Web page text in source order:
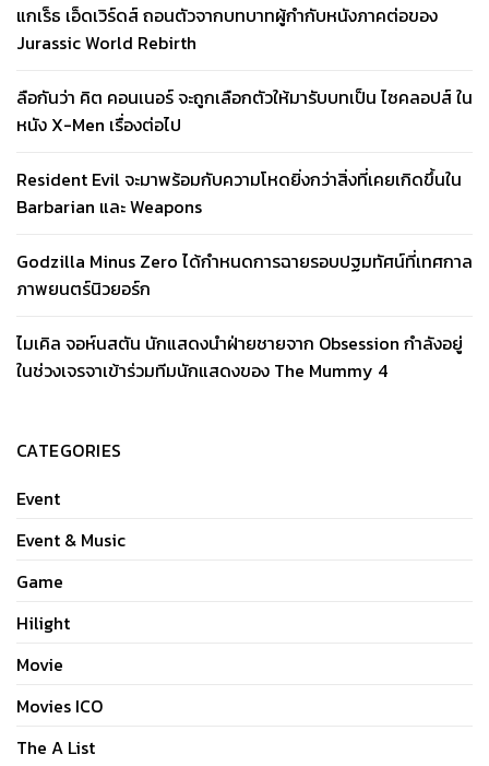
แกเร็ธ เอ็ดเวิร์ดส์ ถอนตัวจากบทบาทผู้กำกับหนังภาคต่อของ
Jurassic World Rebirth
ลือกันว่า คิต คอนเนอร์ จะถูกเลือกตัวให้มารับบทเป็น ไซคลอปส์ ใน
หนัง X-Men เรื่องต่อไป
Resident Evil จะมาพร้อมกับความโหดยิ่งกว่าสิ่งที่เคยเกิดขึ้นใน
Barbarian และ Weapons
Godzilla Minus Zero ได้กำหนดการฉายรอบปฐมทัศน์ที่เทศกาล
ภาพยนตร์นิวยอร์ก
ไมเคิล จอห์นสตัน นักแสดงนำฝ่ายชายจาก Obsession กำลังอยู่
ในช่วงเจรจาเข้าร่วมทีมนักแสดงของ The Mummy 4
CATEGORIES
Event
Event & Music
Game
Hilight
Movie
Movies ICO
The A List